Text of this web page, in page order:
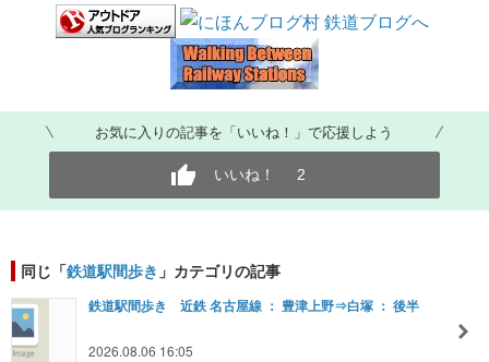
お気に入りの記事を「いいね！」で応援しよう
いいね！ 2
同じ「鉄道駅間歩き 」カテゴリの記事
鉄道駅間歩き 近鉄 名古屋線 ： 豊津上野⇒白塚 ： 後半
2026.08.06 16:05